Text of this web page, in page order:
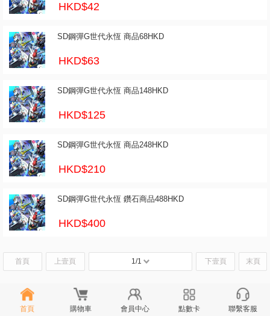
HKD$42
SD鋼彈G世代永恆 商品68HKD
HKD$63
SD鋼彈G世代永恆 商品148HKD
HKD$125
SD鋼彈G世代永恆 商品248HKD
HKD$210
SD鋼彈G世代永恆 鑽石商品488HKD
HKD$400
首頁 上壹頁 1/1 下壹頁 末頁
首頁 購物車 會員中心 點數卡 聯繫客服